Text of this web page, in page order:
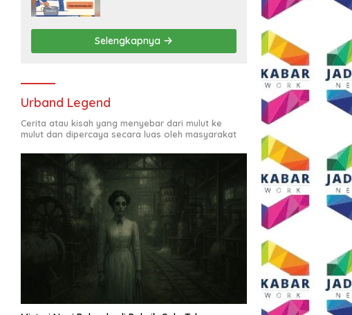
Selengkapnya
Urband Legend
Cerita atau kisah yang menyebar dari mulut ke
mulut dan dipercaya secara luas oleh masyarakat